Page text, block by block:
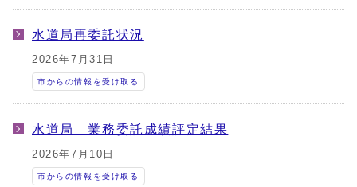
水道局再委託状況
2026年7月31日
市からの情報を受け取る
水道局 業務委託成績評定結果
2026年7月10日
市からの情報を受け取る